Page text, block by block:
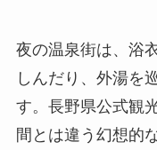
夜の温泉街は、浴
しんだり、外湯を
す。長野県公式観
間とは違う幻想的